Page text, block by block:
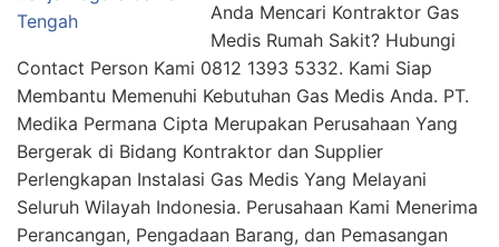
Anda Mencari Kontraktor Gas
Medis Rumah Sakit? Hubungi
Contact Person Kami 0812 1393 5332. Kami Siap
Membantu Memenuhi Kebutuhan Gas Medis Anda. PT.
Medika Permana Cipta Merupakan Perusahaan Yang
Bergerak di Bidang Kontraktor dan Supplier
Perlengkapan Instalasi Gas Medis Yang Melayani
Seluruh Wilayah Indonesia. Perusahaan Kami Menerima
Perancangan, Pengadaan Barang, dan Pemasangan